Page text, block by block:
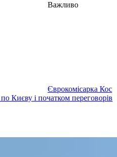
Важливо
Єврокомісарка Кос
Києву і початком переговорів